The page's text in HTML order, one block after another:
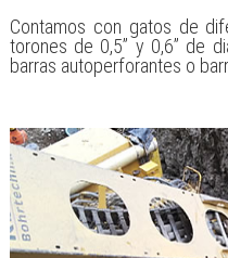
Contamos con gatos de
torones de 0,5” y 0,6” de
barras autoperforantes o